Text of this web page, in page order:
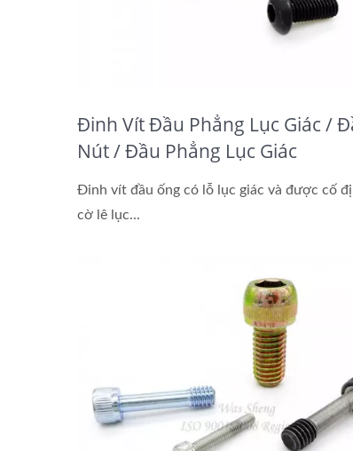
Đinh Vít Đầu Phẳng Lục Giác /
Nút / Đầu Phẳng Lục Giác
Đinh vít đầu ống có lỗ lục giác và được cố
cờ lê lục...